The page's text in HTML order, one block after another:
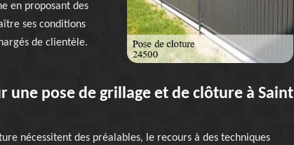
en proposant des
ses conditions
de clientèle.
une pose de grillage et de clôture à Saint
nécessitent des préalables, le recours à des techniques